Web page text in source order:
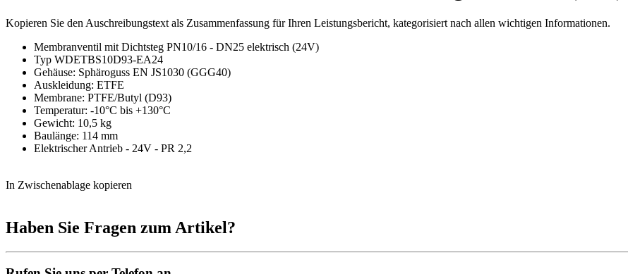
Kopieren Sie den Auschreibungstext als Zusammenfassung für Ihren Leistungsbericht, kategorisiert nach allen wichtigen Informationen.
Membranventil mit Dichtsteg PN10/16 - DN25 elektrisch (24V)
Typ WDETBS10D93-EA24
Gehäuse: Sphäroguss EN JS1030 (GGG40)
Auskleidung: ETFE
Membrane: PTFE/Butyl (D93)
Temperatur: -10°C bis +130°C
Gewicht: 10,5 kg
Baulänge: 114 mm
Elektrischer Antrieb - 24V - PR 2,2
In Zwischenablage kopieren
Haben Sie Fragen zum Artikel?